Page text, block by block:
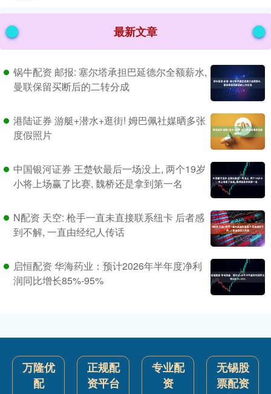
最新文章
锅牛配资 邮报: 塞尔塔承担巴延德尔全额薪水,
曼联保留买断后的二转分成
港陆证券 游艇+潜水+逛街! 姆巴佩社媒晒多张
度假照片
中国银河证券 王楚钦最后一场没上, 两个19岁
小将上场赢了比赛, 魏桥还是拿到第一名
N配资 天空: 枪手一直未直接联系纽卡 后者感
到不解, 一直由经纪人传话
启恒配资 华海药业：预计2026年半年度净利
润同比增长85%-95%
万隆优
配
正规配
资平台
专业配
资
无锡股
票配资